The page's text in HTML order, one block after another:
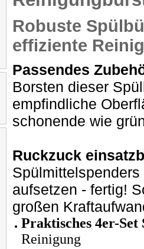
Robuste
effiziente
Passendes
Borsten dieser
empfindliche
schonende wie
Ruckzuck
aufsetzen - fertig!
großen
Praktisches 4er-Set
Reinigung